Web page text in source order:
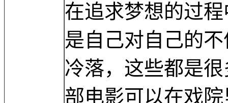
在追求梦想的过
是自己对自己的
冷落，这些都是
部电影可以在戏